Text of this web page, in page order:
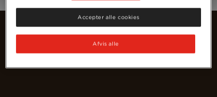
Afvis alle
Accepter alle cookies